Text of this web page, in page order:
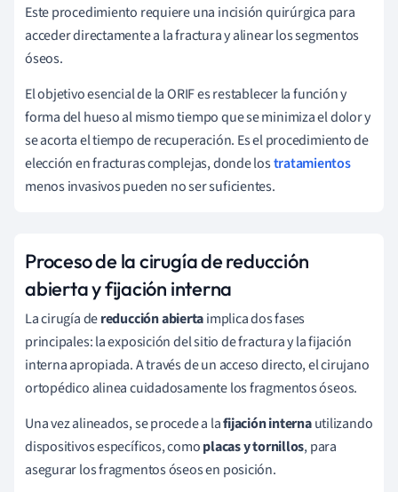
Este procedimiento requiere una incisión quirúrgica para
acceder directamente a la fractura y alinear los segmentos
óseos.
El objetivo esencial de la ORIF es restablecer la función y
forma del hueso al mismo tiempo que se minimiza el dolor y
se acorta el tiempo de recuperación. Es el procedimiento de
elección en fracturas complejas, donde lostratamientos
menos invasivos pueden no ser suficientes.
Proceso de la cirugía de reducción
abierta y fijación interna
La cirugía dereducción abiertaimplica dos fases
principales: la exposición del sitio de fractura y la fijación
interna apropiada. A través de un acceso directo, el cirujano
ortopédico alinea cuidadosamente los fragmentos óseos.
Una vez alineados, se procede a lafijación internautilizando
dispositivos específicos, comoplacas y tornillos, para
asegurar los fragmentos óseos en posición.